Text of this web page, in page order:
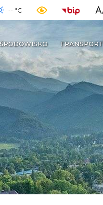
-- °C
ŚRODOWISKO TRANSPORT